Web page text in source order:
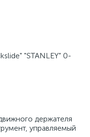
"STANLEY" 0-
держателя
управляемый